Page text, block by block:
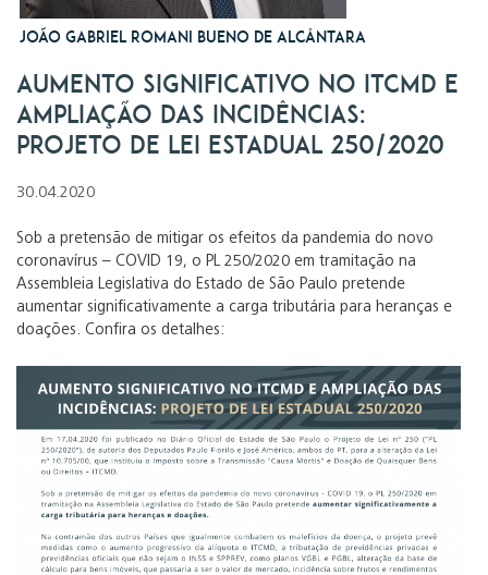
João Gabriel Romani Bueno de Alcântara
Aumento significativo no ITCMD e
ampliação das incidências:
Projeto de Lei Estadual 250/2020
30.04.2020
Sob a pretensão de mitigar os efeitos da pandemia do novo
coronavírus – COVID 19, o PL 250/2020 em tramitação na
Assembleia Legislativa do Estado de São Paulo pretende
aumentar significativamente a carga tributária para heranças e
doações. Confira os detalhes: